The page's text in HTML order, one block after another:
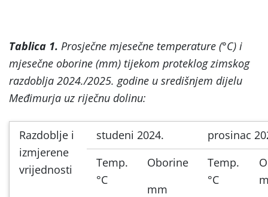
Tablica 1. Prosječne mjesečne temperature (°C) i
mjesečne oborine (mm) tijekom proteklog zimskog
razdoblja 2024./2025. godine u središnjem dijelu
Međimurja uz riječnu dolinu:
Razdoblje i
izmjerene
vrijednosti
studeni 2024.
prosinac
Temp.
°C
Oborine
mm
Temp.
°C